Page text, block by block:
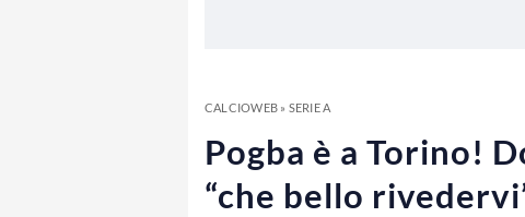
CALCIOWEB» SERIE A
Pogba è a Torino!
“che bello